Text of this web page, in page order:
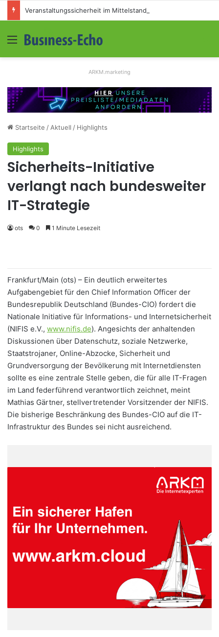
Menü
ARKM.marketing
Startseite / Aktuell / Highlights
Highlights
Sicherheits-Initiative
verlangt nach bundesweiter
IT-Strategie
ots 0 1 Minute Lesezeit
Frankfurt/Main (ots) – Ein deutlich erweitertes
Aufgabengebiet für den Chief Information Officer der
Bundesrepublik Deutschland (Bundes-CIO) fordert die
Nationale Initiative für Informations- und Internetsicherheit
(NIFIS e.V., www.nifis.de). Angesichts der anhaltenden
Diskussionen über Datenschutz, soziale Netzwerke,
Staatstrojaner, Online-Abzocke, Sicherheit und
Grundversorgung der Bevölkerung mit Internetdiensten
sollte es eine zentrale Stelle geben, die für alle IT-Fragen
im Land federführend verantwortlich zeichnet, meint
Mathias Gärtner, stellvertretender Vorsitzender der NIFIS.
Die bisherige Beschränkung des Bundes-CIO auf die IT-
Infrastruktur des Bundes sei nicht ausreichend.